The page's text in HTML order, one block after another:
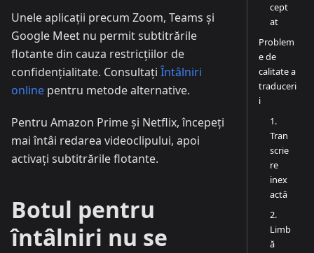
Unele aplicații precum Zoom, Teams și
Google Meet nu permit subtitrările
flotante din cauza restricțiilor de
confidențialitate. Consultați Întâlniri
online pentru metode alternative.
Pentru Amazon Prime și Netflix, începeți
mai întâi redarea videoclipului, apoi
activați subtitrările flotante.
Botul pentru
întâlniri nu se
cept
at
Problem
e de
calitate a
traduceri
i
1.
Tran
scrie
re
inex
actă
2.
Limb
ă